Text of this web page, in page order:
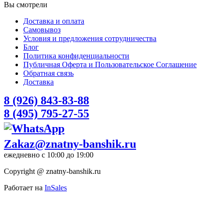
Вы смотрели
Доставка и оплата
Самовывоз
Условия и предложения сотрудничества
Блог
Политика конфиденциальности
Публичная Оферта и Пользовательское Соглашение
Обратная связь
Доставка
8 (926) 843-83-88
8 (495) 795-27-55
Zakaz@znatny-banshik.ru
ежедневно с 10:00 до 19:00
Copyright @ znatny-banshik.ru
Работает на InSales